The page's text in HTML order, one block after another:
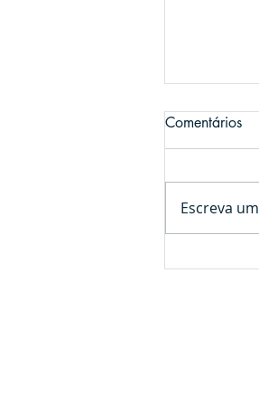
Ref.: 542
Comentários
Escreva